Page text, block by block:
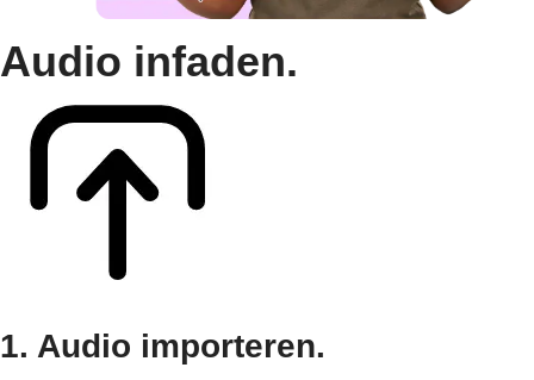
Audio infaden.
1. Audio importeren.